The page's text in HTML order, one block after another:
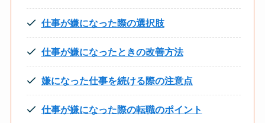
仕事が嫌になった際の選択肢
仕事が嫌になったときの改善方法
嫌になった仕事を続ける際の注意点
仕事が嫌になった際の転職のポイント